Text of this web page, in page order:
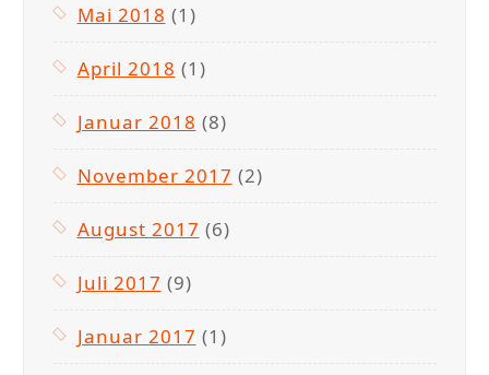
Mai 2018 (1)
April 2018 (1)
Januar 2018 (8)
November 2017 (2)
August 2017 (6)
Juli 2017 (9)
Januar 2017 (1)